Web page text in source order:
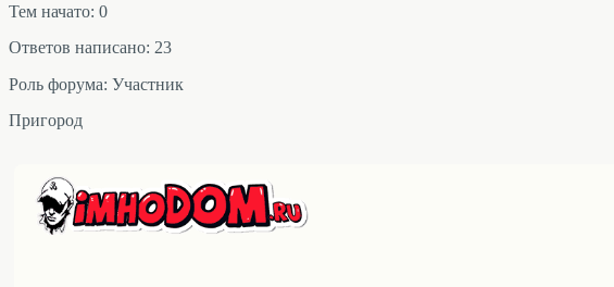
Тем начато: 0
Ответов написано: 23
Роль форума: Участник
Пригород